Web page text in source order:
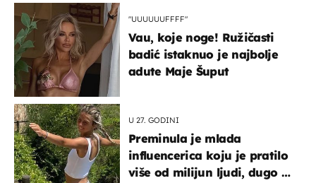
"UUUUUUFFFF"
Vau, koje noge! Ružičasti
badić istaknuo je najbolje
adute Maje Šuput
U 27. GODINI
Preminula je mlada
influencerica koju je pratilo
više od milijun ljudi, dugo se